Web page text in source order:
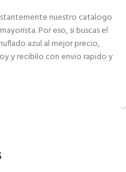
nuestro catalogo
Por eso, si buscas el
azul al mejor precio,
y recibilo con envio rapido y